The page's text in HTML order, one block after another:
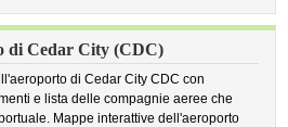
di Cedar City (CDC)
di Cedar City CDC con
e lista delle compagnie aeree che
Mappe interattive dell'aeroporto